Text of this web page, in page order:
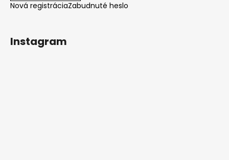
Nová registráciaZabudnuté heslo
Instagram